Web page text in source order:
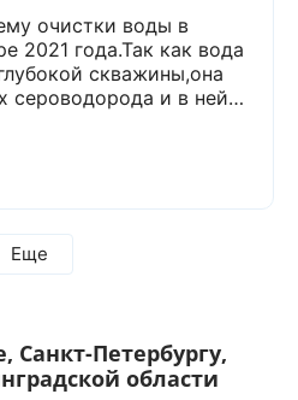
очистки воды в
2021 года.Так как вода
скважины,она
сероводорода и в ней
в доме ей было
на вкус лучше,чем
О такой хорошей
в
не было никаких
то заменить.
и,как всегда,вежливые
Еще
Санкт-Петербургу,
области